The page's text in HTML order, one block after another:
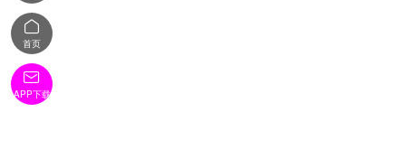

首页

APP下载